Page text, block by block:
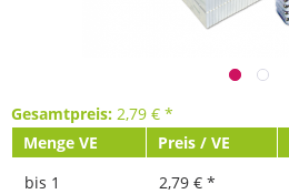
Gesamtpreis: 2,79 € *
Menge VE
Preis / VE
bis 1 2,79 € *